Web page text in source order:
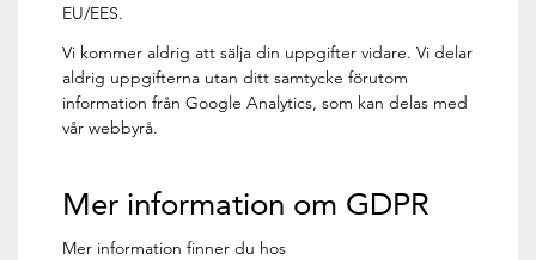
EU/EES.
Vi kommer aldrig att sälja din uppgifter vidare. Vi delar
aldrig uppgifterna utan ditt samtycke förutom
information från Google Analytics, som kan delas med
vår webbyrå.
Mer information om GDPR
Mer information finner du hos